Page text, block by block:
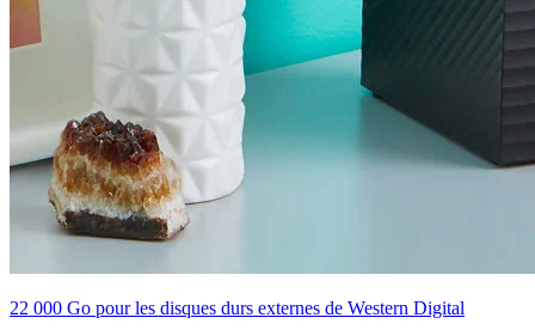
22 000 Go pour les disques durs externes de Western Digital